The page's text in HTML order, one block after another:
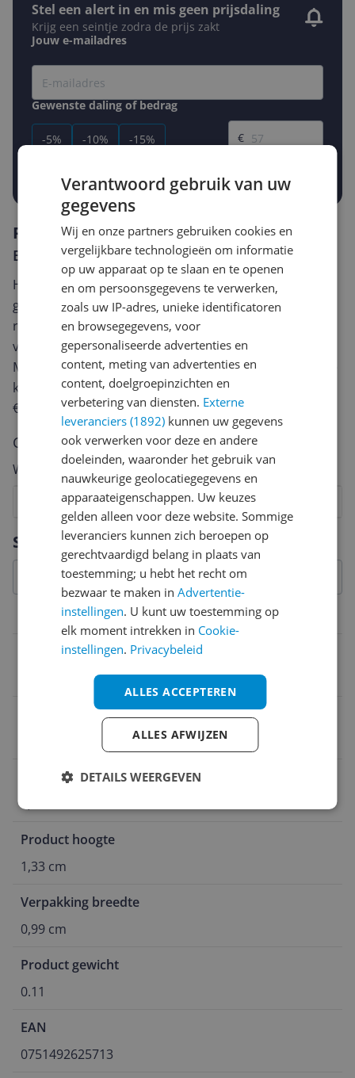
Stel een alert in en mis geen prijsdaling
Krijg een seintje zodra de prijs zakt
Jouw e-mailadres
Gewenste daling of bedrag
-5% -10% -15%
Gewenste prijs
€
Specificaties
Overige kenmerken
MPN (Manufacturer Part Number)
PNYSDU256V1110
Product breedte
Verpakking hoogte
1,33 cm
Product hoogte
1,33 cm
Verpakking breedte
0,99 cm
Product gewicht
0.11
EAN
0751492625713
Reviews
Er zijn nog geen reviews geschreven
Heb jij dit product in bezit en wil je graag je mening
geven? Start dan hieronder met het schrijven van je
review. Afhankelijk van de details duurt het schrijven
van een review gemiddeld tussen de 3 en 10 minuten.
Met jouw mening help je andere bezoekers een betere
keuze te maken én maak je iedere maand kans op
€250,-!
Klik hier voor de actievoorwaarden.
Cijfer
Welk cijfer geef jij dit product?
7
6
5
4
3
2
Vraag 1 van 4
Verantwoord gebruik van uw
gegevens
Wij en onze partners gebruiken cookies en
vergelijkbare technologieën om informatie
op uw apparaat op te slaan en te openen
en om persoonsgegevens te verwerken,
zoals uw IP-adres, unieke identificatoren
en browsegegevens, voor
gepersonaliseerde advertenties en
content, meting van advertenties en
content, doelgroepinzichten en
verbetering van diensten. Externe
leveranciers (1892) kunnen uw gegevens
ook verwerken voor deze en andere
doeleinden, waaronder het gebruik van
nauwkeurige geolocatiegegevens en
apparaateigenschappen. Uw keuzes
gelden alleen voor deze website. Sommige
leveranciers kunnen zich beroepen op
gerechtvaardigd belang in plaats van
toestemming; u hebt het recht om
bezwaar te maken inAdvertentie-
instellingen. U kunt uw toestemming op
elk moment intrekken in Cookie-
instellingen. Privacybeleid
ALLES ACCEPTEREN
ALLES AFWIJZEN
DETAILS WEERGEVEN